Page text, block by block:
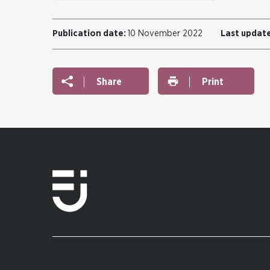
Publication date: 10 November 2022 Last
Share Print